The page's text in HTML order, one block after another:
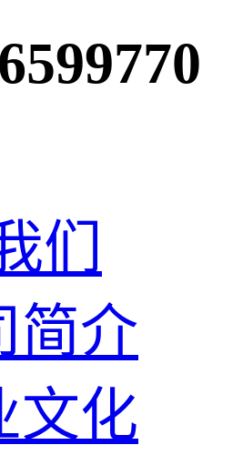
们
简介
文化